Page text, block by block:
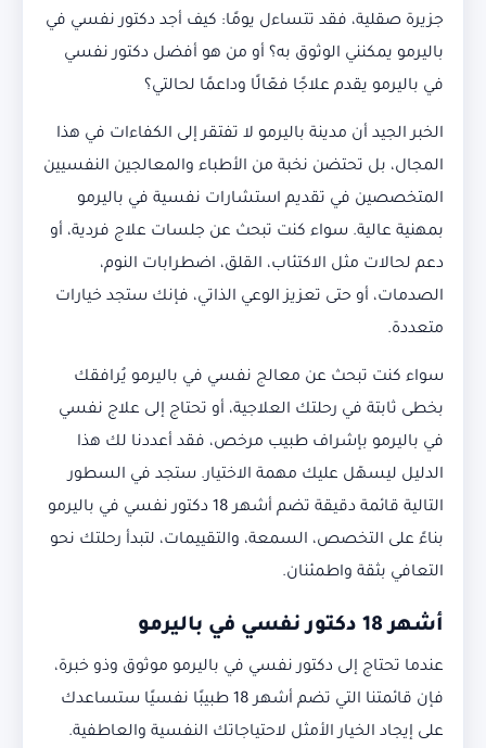
جزيرة صقلية، فقد تتساءل يومًا: كيف أجد دكتور نفسي في
باليرمو يمكنني الوثوق به؟ أو من هو أفضل دكتور نفسي
في باليرمو يقدم علاجًا فعّالًا وداعمًا لحالتي؟
الخبر الجيد أن مدينة باليرمو لا تفتقر إلى الكفاءات في هذا
المجال، بل تحتضن نخبة من الأطباء والمعالجين النفسيين
المتخصصين في تقديم استشارات نفسية في باليرمو
بمهنية عالية. سواء كنت تبحث عن جلسات علاج فردية، أو
دعم لحالات مثل الاكتئاب، القلق، اضطرابات النوم،
الصدمات، أو حتى تعزيز الوعي الذاتي، فإنك ستجد خيارات
متعددة.
سواء كنت تبحث عن معالج نفسي في باليرمو يُرافقك
بخطى ثابتة في رحلتك العلاجية، أو تحتاج إلى علاج نفسي
في باليرمو بإشراف طبيب مرخص، فقد أعددنا لك هذا
الدليل ليسهّل عليك مهمة الاختيار. ستجد في السطور
التالية قائمة دقيقة تضم أشهر 18 دكتور نفسي في باليرمو
بناءً على التخصص، السمعة، والتقييمات، لتبدأ رحلتك نحو
التعافي بثقة واطمئنان.
أشهر 18 دكتور نفسي في باليرمو
عندما تحتاج إلى دكتور نفسي في باليرمو موثوق وذو خبرة،
فإن قائمتنا التي تضم أشهر 18 طبيبًا نفسيًا ستساعدك
على إيجاد الخيار الأمثل لاحتياجاتك النفسية والعاطفية.